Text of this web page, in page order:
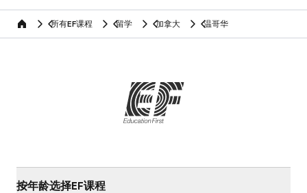
home 所有EF课程 留学 加拿大 温哥华
按年龄选择EF课程